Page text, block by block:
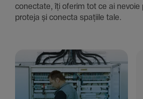
conec­tate, îți oferim tot ce ai nevoie
proteja și conecta spațiile tale.